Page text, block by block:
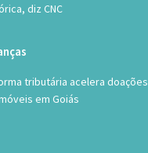
diz CNC
tributária acelera doações
em Goiás